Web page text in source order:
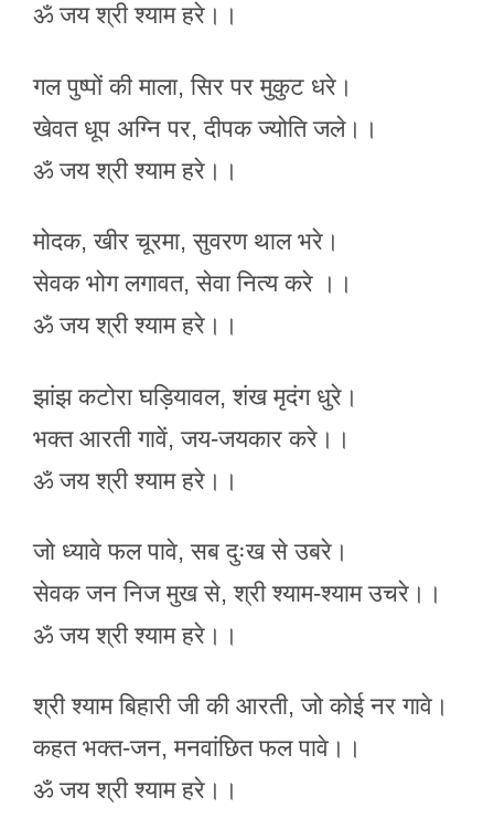
ॐ जय श्री श्याम हरे।।
गल पुष्पों की माला, सिर पर मुकुट धरे।
खेवत धूप अग्नि पर, दीपक ज्योति जले।।
ॐ जय श्री श्याम हरे।।
मोदक, खीर चूरमा, सुवरण थाल भरे।
सेवक भोग लगावत, सेवा नित्य करे ।।
ॐ जय श्री श्याम हरे।।
झांझ कटोरा ​घड़ियावल, शंख मृदंग धुरे।
भक्त आरती गावें, जय-जयकार करे।।
ॐ जय श्री श्याम हरे।।
जो ध्यावे फल पावे, सब दुःख से उबरे।
सेवक जन निज मुख से, श्री श्याम-श्याम उचरे।।
ॐ जय श्री श्याम हरे।।
श्री श्याम बिहारी जी की आरती, जो कोई नर गावे।
कहत भक्त-जन, मनवांछित फल पावे।।
ॐ जय श्री श्याम हरे।।